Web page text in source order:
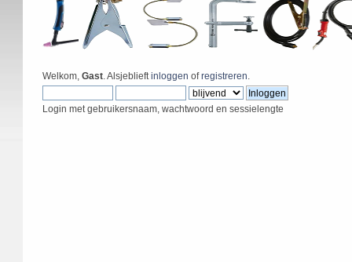
Welkom, Gast. Alsjeblieftinloggen ofregistreren.
Login met gebruikersnaam, wachtwoord en sessielengte